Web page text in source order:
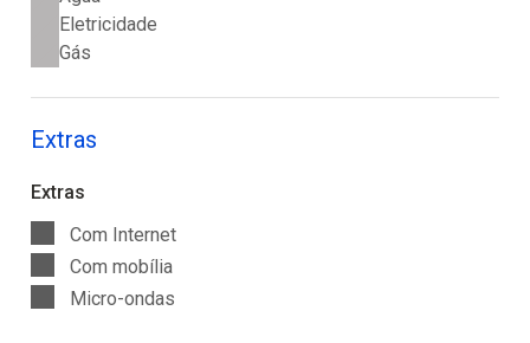
Eletricidade
Gás
Extras
Extras
Com Internet
Com mobília
Micro-ondas